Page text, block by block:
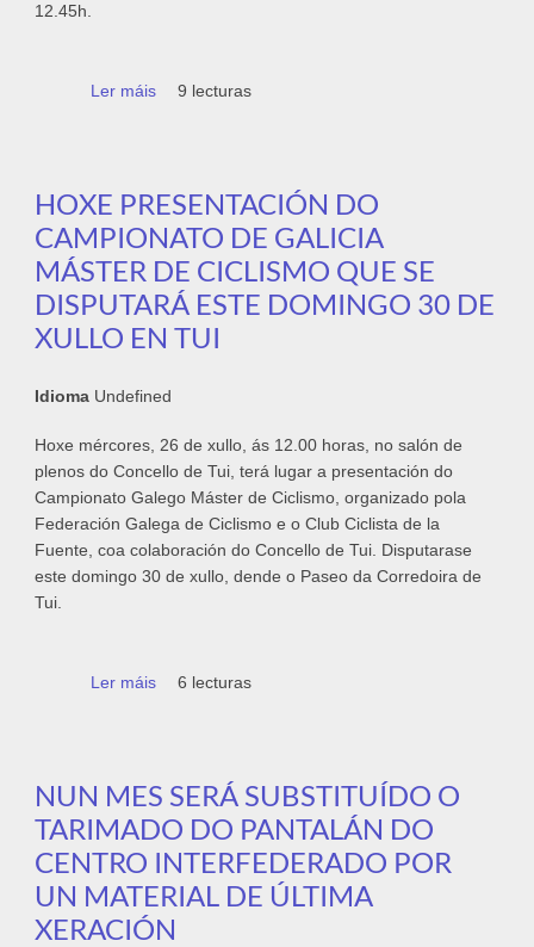
12.45h.
Ler máis acerca de Este domingo, 30 de xullo,
9 lecturas
HOXE PRESENTACIÓN DO
CAMPIONATO DE GALICIA
MÁSTER DE CICLISMO QUE SE
DISPUTARÁ ESTE DOMINGO 30 DE
XULLO EN TUI
Idioma Undefined
Hoxe mércores, 26 de xullo, ás 12.00 horas, no salón de
plenos do Concello de Tui, terá lugar a presentación do
Campionato Galego Máster de Ciclismo, organizado pola
Federación Galega de Ciclismo e o Club Ciclista de la
Fuente, coa colaboración do Concello de Tui. Disputarase
este domingo 30 de xullo, dende o Paseo da Corredoira de
Tui.
Ler máis acerca de Hoxe presentación do Campionato
6 lecturas
NUN MES SERÁ SUBSTITUÍDO O
TARIMADO DO PANTALÁN DO
CENTRO INTERFEDERADO POR
UN MATERIAL DE ÚLTIMA
XERACIÓN